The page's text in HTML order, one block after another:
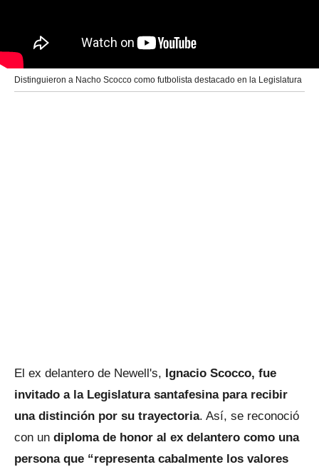
Distinguieron a Nacho Scocco como futbolista destacado en la Legislatura
El ex delantero de Newell's, Ignacio Scocco, fue
invitado a la Legislatura santafesina para recibir
una distinción por su trayectoria. Así, se reconoció
con un diploma de honor al ex delantero como una
persona que “representa cabalmente los valores